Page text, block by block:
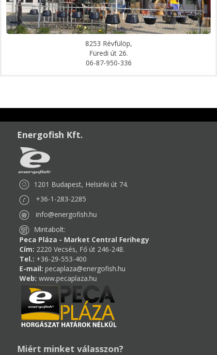
8253 Révfülöp,
Füredi út 26.
06-87-950-336
Energofish Kft.
1201 Budapest, Helsinki út 74.
+36-1-283-2285
info@energofish.hu
Mintabolt:
Peca Pláza - Market Central Ferihegy
Cím: 2220 Vecsés, Fő út 246-248.
Tel.: +36-29-553-400
E-mail: pecaplaza@energofish.hu
Web: www.pecaplaza.hu
Miért minket válasszon?